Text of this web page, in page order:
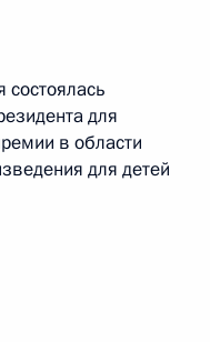
для
в области
для детей